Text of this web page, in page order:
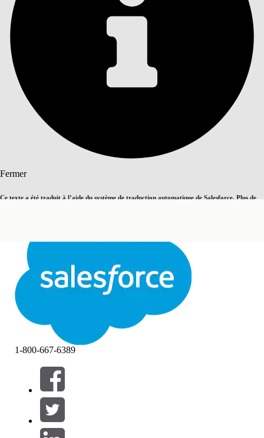
Fermer
Ce texte a été traduit à l’aide du système de traduction automatique de Salesforce. Plus de
Fermer
Table des matières
TABLE DES MATIÈRES
Rechercher
Filtres (0)
SÉLECTIONNER DES FILTRES
Gamme de produits
1-800-667-6389